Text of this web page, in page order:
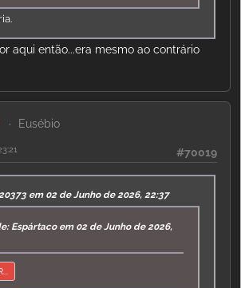
aqui então...era mesmo ao contrário
Eusébio
#70019
em 02 de Junho de 2026, 22:37
Espártaco em 02 de Junho de 2026,